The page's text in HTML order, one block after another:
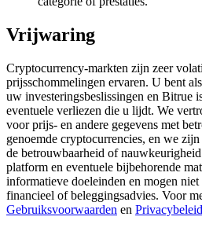
Share 500000 CASHCAT prize
Exclusive for BitMart Users
Register & Trade to Win
Precious Metals Trading
Trade Gold & Silver · 33,333
Vrijwaring
Cryptocurrency-markten zijn zeer
prijsschommelingen ervaren. U bent
uw investeringsbeslissingen en Bitrue
eventuele verliezen die u lijdt. We
voor prijs- en andere gegevens met
genoemde cryptocurrencies, en we
de betrouwbaarheid of
platform en eventuele bijbehorende
informatieve doeleinden en mogen
financieel of beleggingsadvies. Voor
Gebruiksvoorwaarden en Privacybeleid